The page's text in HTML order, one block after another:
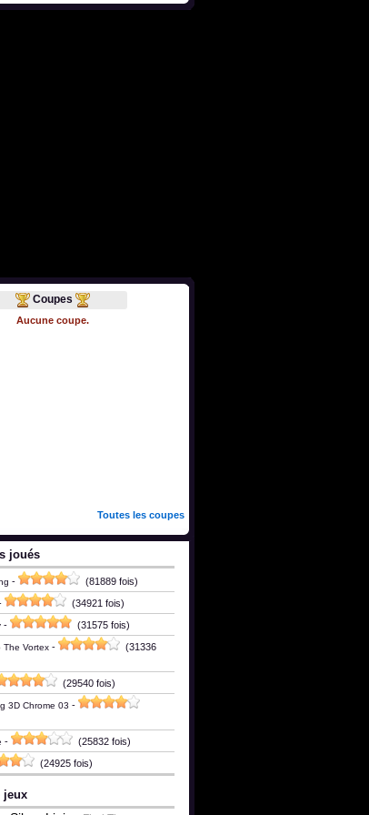
Coupes
Aucune coupe.
Toutes les coupes
joués
- (81889 fois)
(34921 fois)
- (31575 fois)
The Vortex -
(31336
(29540 fois)
3D Chrome 03 -
- (25832 fois)
(24925 fois)
jeux